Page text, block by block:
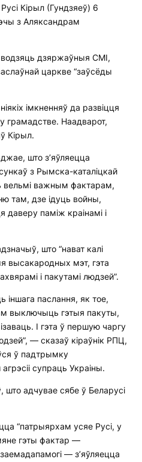
Кірыл (Гундзяеў) 6
з Аляксандрам
дзяржаўныя СМІ,
царкве “заўсёды
імкненняў да развіцця
грамадстве. Наадварот,
Кірыл.
што з’яўляецца
з Рымска-каталіцкай
вельмі важным фактарам,
там, дзе ідуць войны,
паміж краінамі і
што “нават калі
высакародных мэт, гэта
і пакутамі людзей”.
паслання, як тое,
выключыць гэтыя пакуты,
І гэта ў першую чаргу
— сказаў кіраўнік РПЦ,
ў падтрымку
супраць Украіны.
што адчувае сябе ў Беларусі
“патрыярхам усяе Русі, у
гэты фактар ​​—
— з’яўляецца